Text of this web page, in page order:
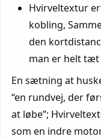
Hvirveltextur
kobling,
den
man er helt tæt
En sætning at
“en rundvej, der
at løbe”;
som en indre